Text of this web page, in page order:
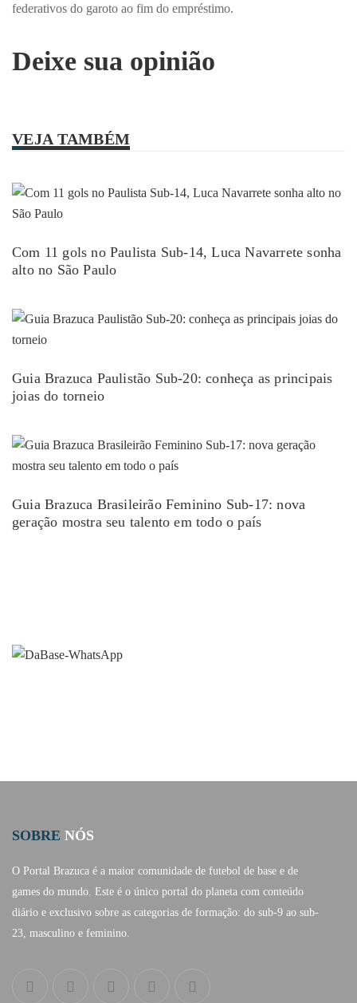
federativos do garoto ao fim do empréstimo.
Deixe sua opinião
VEJA TAMBÉM
Com 11 gols no Paulista Sub-14, Luca Navarrete sonha
alto no São Paulo
Guia Brazuca Paulistão Sub-20: conheça as principais
joias do torneio
Guia Brazuca Brasileirão Feminino Sub-17: nova
geração mostra seu talento em todo o país
SOBRE NÓS
O Portal Brazuca é a maior comunidade de futebol de base e de
games do mundo. Este é o único portal do planeta com conteúdo
diário e exclusivo sobre as categorias de formação: do sub-9 ao sub-
23, masculino e feminino.